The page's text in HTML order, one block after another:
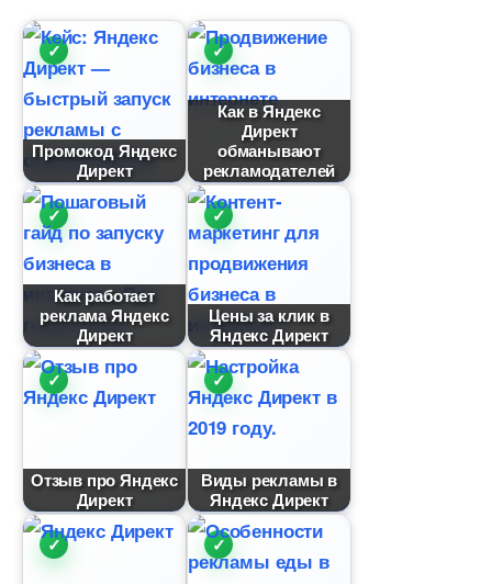
Промокод Яндекс
Директ
Как в Яндекс
Директ
обманывают
рекламодателей
Как работает
реклама Яндекс
Директ
Цены за клик
Яндекс Директ
Отзыв про Яндекс
Директ
иды рекламы
Яндекс Директ